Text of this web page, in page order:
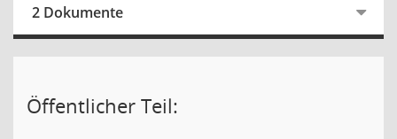
2 Dokumente
Öffentlicher Teil: